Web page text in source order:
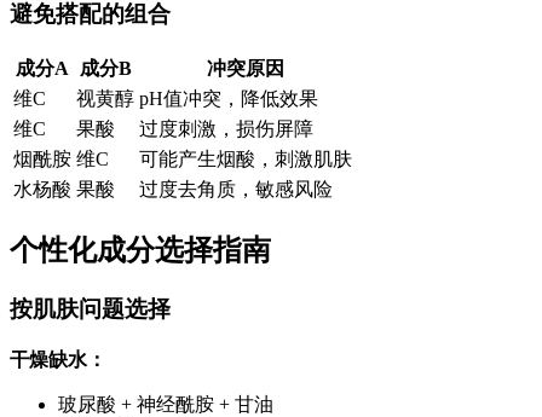
避免搭配的组合
成分A 成分B
冲突原因
维C
视黄醇 pH值冲突，降低效果
维C
果酸
过度刺激，损伤屏障
烟酰胺 维C
可能产生烟酸，刺激肌肤
水杨酸 果酸 过度去角质，敏感风险
个性化成分选择指南
按肌肤问题选择
干燥缺水：
玻尿酸 + 神经酰胺 + 甘油